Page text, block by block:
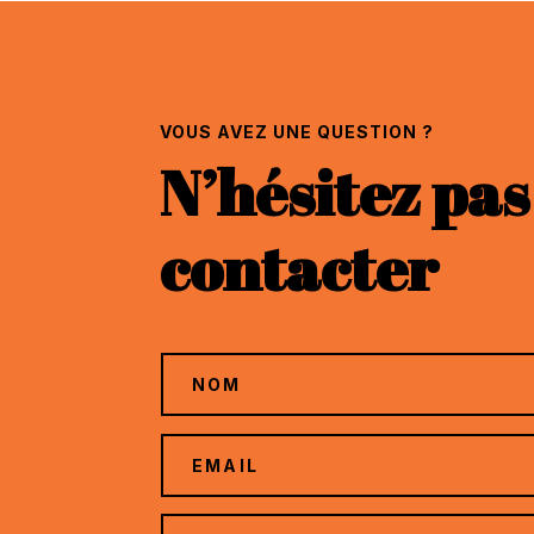
VOUS AVEZ UNE QUESTION ?
N’hésitez
contacter